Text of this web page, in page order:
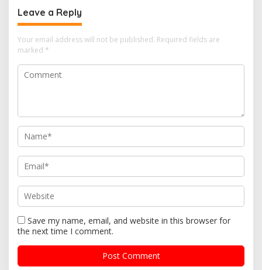
a
v
i
g
i
o
n
Leave a Reply
Your email address will not be published. Required fields are
marked *
Save my name, email, and website in this browser for
the next time I comment.